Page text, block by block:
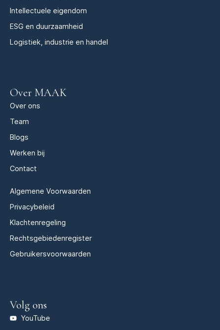
Intellectuele eigendom
ESG en duurzaamheid
Logistiek, industrie en handel
Over MAAK
Over ons
Team
Blogs
Werken bij
Contact
Algemene Voorwaarden
Privacybeleid
Klachtenregeling
Rechtsgebiedenregister
Gebruikersvoorwaarden
Volg ons
YouTube